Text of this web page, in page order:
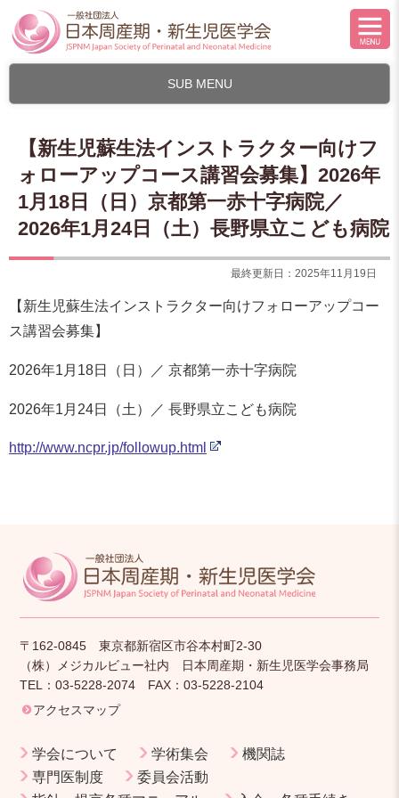
SUB MENU
【新生児蘇生法インストラクター向けフ
ォローアップコース講習会募集】2026年
1月18日（日）京都第一赤十字病院／
2026年1月24日（土）長野県立こども病院
最終更新日：2025年11月19日
【新生児蘇生法インストラクター向けフォローアップコー
ス講習会募集】
2026年1月18日（日）／ 京都第一赤十字病院
2026年1月24日（土）／ 長野県立こども病院
http://www.ncpr.jp/followup.html
〒162-0845 東京都新宿区市谷本村町2-30
（株）メジカルビュー社内 日本周産期・新生児医学会事務局
TEL：03-5228-2074 FAX：03-5228-2104
アクセスマップ
学会について 学術集会
機関誌
専門医制度
委員会活動